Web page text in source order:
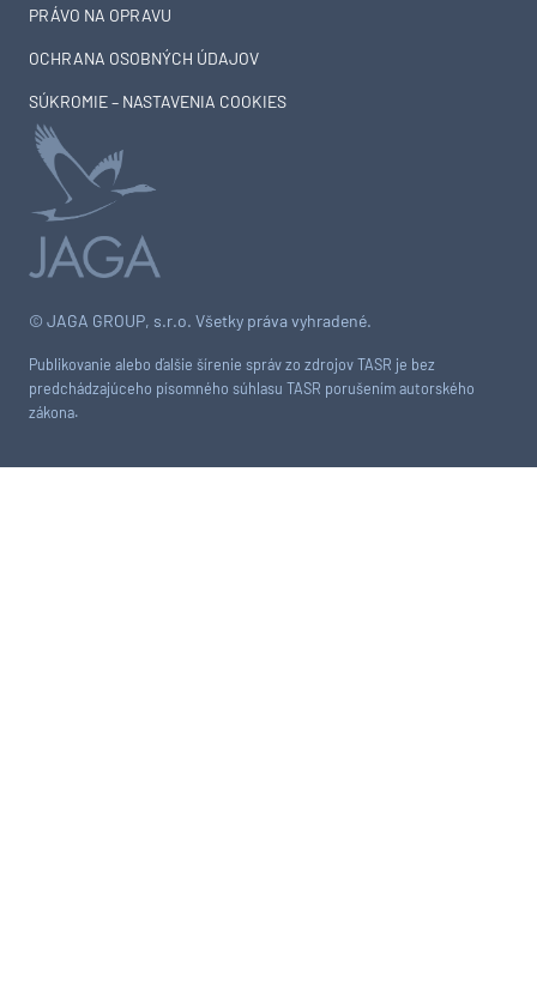
© JAGA GROUP, s.r.o. Všetky práva vyhradené.
Publikovanie alebo ďalšie šírenie správ zo zdrojov TASR je bez
predchádzajúceho písomného súhlasu TASR porušením autorského
zákona.
PRÁVO NA OPRAVU
OCHRANA OSOBNÝCH ÚDAJOV
SÚKROMIE – NASTAVENIA COOKIES